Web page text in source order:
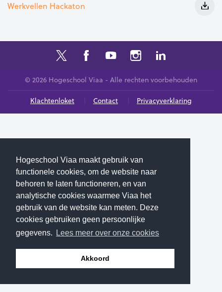
Hogeschool Viaa maakt gebruik van
functionele cookies, om de website naar
behoren te laten functioneren, en van
analytische cookies waarmee Viaa het
gebruik van de website kan meten. Deze
cookies gebruiken geen persoonlijke
gegevens.
Lees meer over onze cookies
Akkoord
Werkvellen Hackaton
© 2026 Hogeschool Viaa - Alle rechten voorbehouden
Klachtenloket Contact Privacyverklaring